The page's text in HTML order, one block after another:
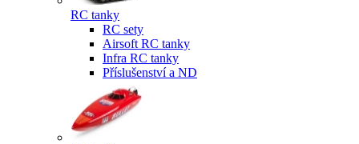
RC tanky
RC sety
Airsoft RC tanky
Infra RC tanky
Příslušenství a ND